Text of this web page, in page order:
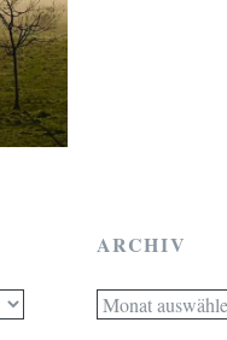
ARCHIV
Archiv